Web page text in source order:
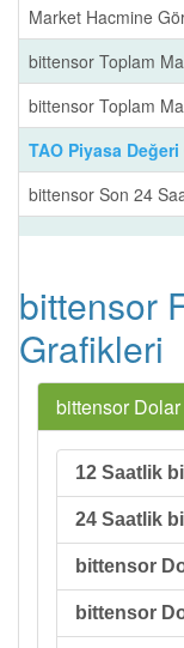
Market Hacmine
bittensor Toplam
bittensor Toplam
TAO Piyasa
bittensor Son 24
bittensor
Grafikleri
bittensor
12 Saatlik
24 Saatlik
bittensor
bittensor